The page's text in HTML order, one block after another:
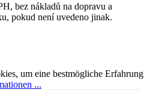
bez nákladů na dopravu a
pokud není uvedeno jinak.
um eine bestmögliche Erfahrung
...